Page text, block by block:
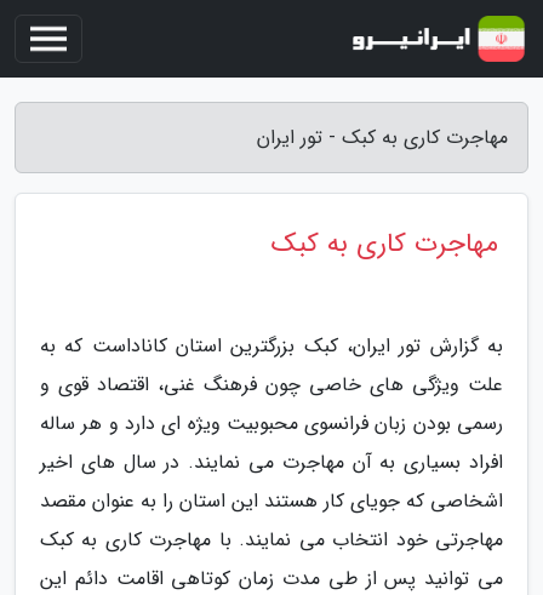
مهاجرت کاری به کبک - تور ایران
مهاجرت کاری به کبک
به گزارش تور ایران، کبک بزرگترین استان کاناداست که به
علت ویژگی های خاصی چون فرهنگ غنی، اقتصاد قوی و
رسمی بودن زبان فرانسوی محبوبیت ویژه ای دارد و هر ساله
افراد بسیاری به آن مهاجرت می نمایند. در سال های اخیر
اشخاصی که جویای کار هستند این استان را به عنوان مقصد
مهاجرتی خود انتخاب می نمایند. با مهاجرت کاری به کبک
می توانید پس از طی مدت زمان کوتاهی اقامت دائم این